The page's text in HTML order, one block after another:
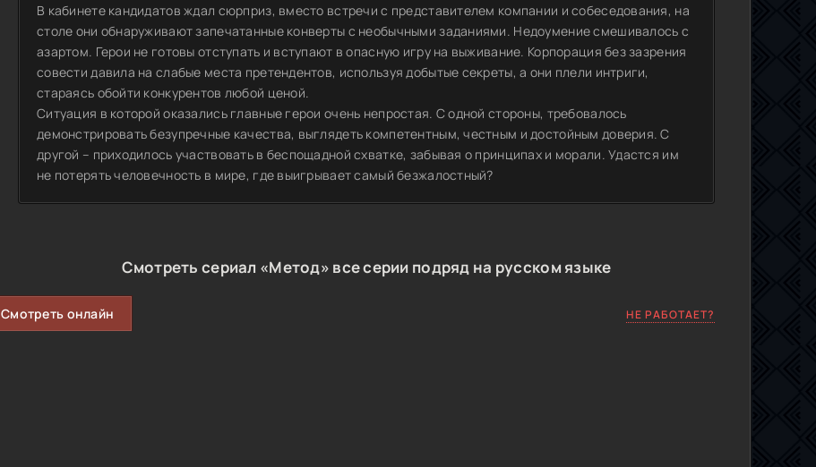
В кабинете кандидатов ждал сюрприз, вместо встречи с представителем компании и собеседования, на
столе они обнаруживают запечатанные конверты с необычными заданиями. Недоумение смешивалось с
азартом. Герои не готовы отступать и вступают в опасную игру на выживание. Корпорация без зазрения
совести давила на слабые места претендентов, используя добытые секреты, а они плели интриги,
стараясь обойти конкурентов любой ценой.
Ситуация в которой оказались главные герои очень непростая. С одной стороны, требовалось
демонстрировать безупречные качества, выглядеть компетентным, честным и достойным доверия. С
другой – приходилось участвовать в беспощадной схватке, забывая о принципах и морали. Удастся им
не потерять человечность в мире, где выигрывает самый безжалостный?
Смотреть сериал «Метод» все серии подряд на русском языке
Смотреть онлайн НЕ РАБОТАЕТ?